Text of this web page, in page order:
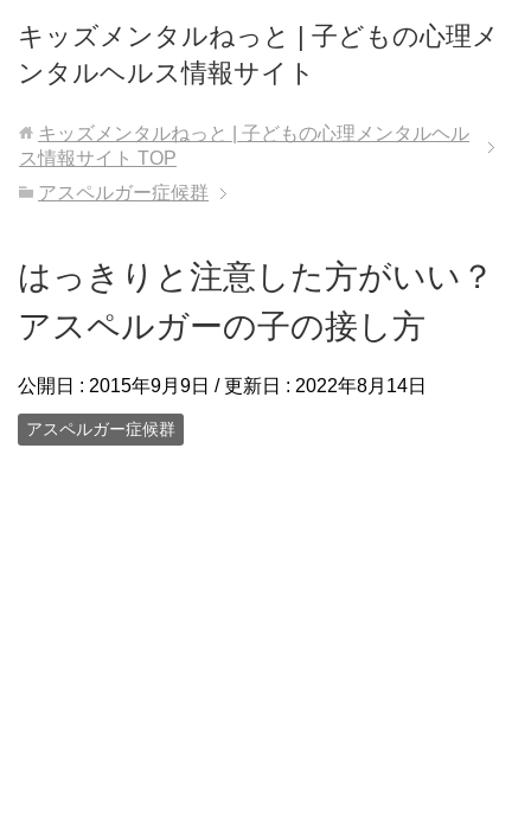
キッズメンタルねっと | 子どもの心理メ
ンタルヘルス情報サイト
キッズメンタルねっと | 子どもの心理メンタルヘル
ス情報サイト TOP
アスペルガー症候群
はっきりと注意した方がいい？
アスペルガーの子の接し方
公開日 : 2015年9月9日 / 更新日 : 2022年8月14日
アスペルガー症候群